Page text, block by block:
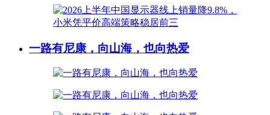
一路有尼康，向山海，也向热爱